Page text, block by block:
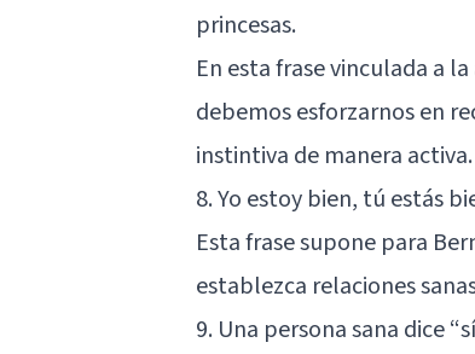
princesas.
En esta frase vinculada a
debemos esforzarnos en
instintiva de manera activa.
8. Yo estoy bien, tú estás
Esta frase supone para
establezca relaciones
9. Una persona sana dice